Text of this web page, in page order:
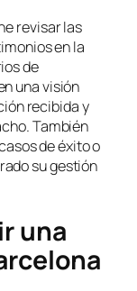
revisar las
en la
de
una visión
recibida y
También
de éxito o
su gestión
una